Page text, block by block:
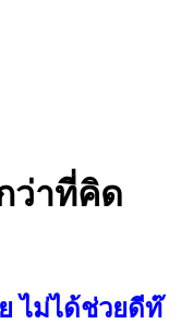
ว่าที่คิด
ไม่ได้ช่วยดีท๊